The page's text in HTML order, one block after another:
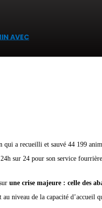
AVEC
a recueilli et sauvé 44 199
sur 24 pour son service
une crise majeure : celle des
niveau de la capacité d’accueil